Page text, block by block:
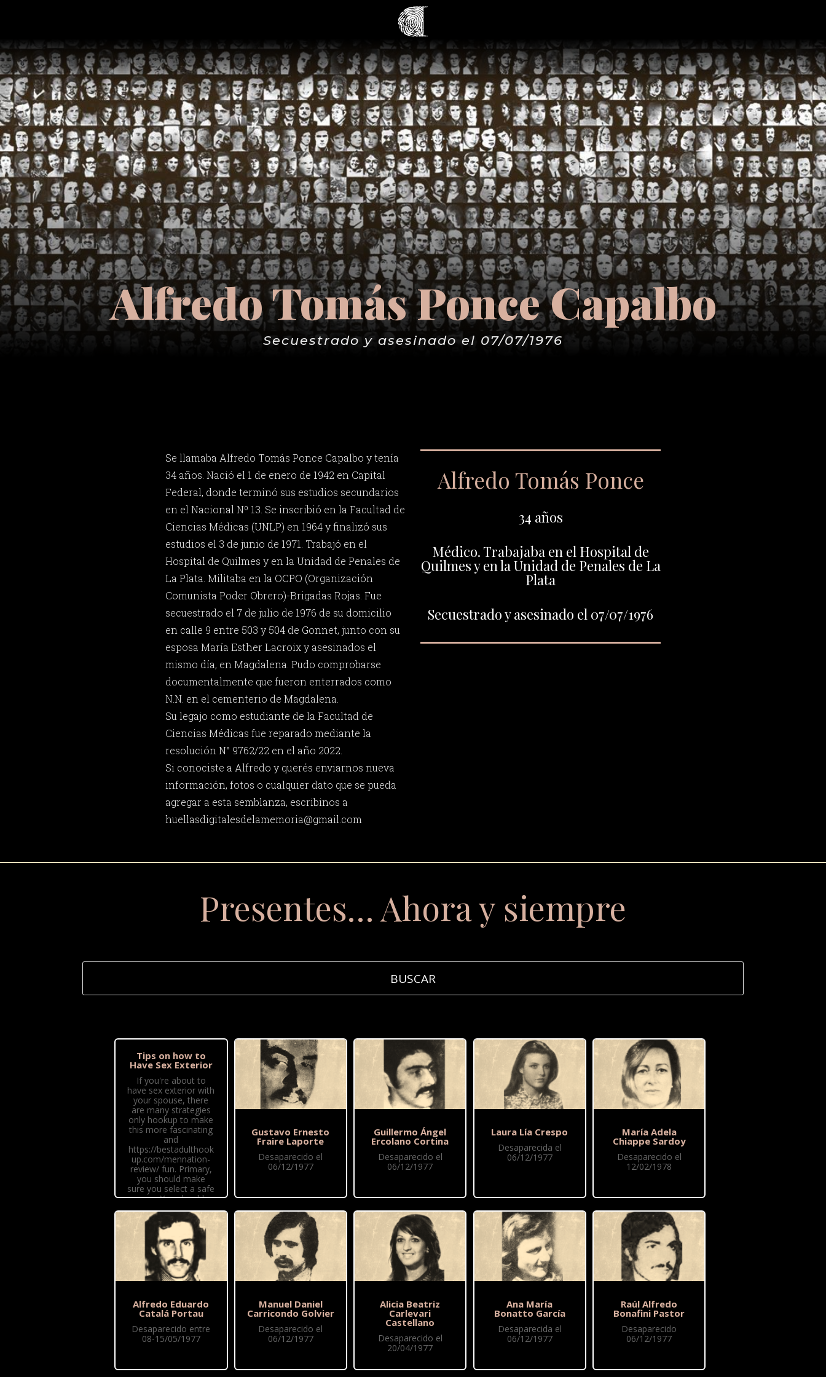
Alfredo Tomás Ponce Capalbo
Secuestrado y asesinado el 07/07/1976
Se llamaba Alfredo Tomás Ponce Capalbo y tenía
34 años. Nació el 1 de enero de 1942 en Capital
Federal, donde terminó sus estudios secundarios
en el Nacional Nº 13. Se inscribió en la Facultad de
Ciencias Médicas (UNLP) en 1964 y finalizó sus
estudios el 3 de junio de 1971. Trabajó en el
Hospital de Quilmes y en la Unidad de Penales de
La Plata. Militaba en la OCPO (Organización
Comunista Poder Obrero)-Brigadas Rojas. Fue
secuestrado el 7 de julio de 1976 de su domicilio
en calle 9 entre 503 y 504 de Gonnet, junto con su
esposa María Esther Lacroix y asesinados el
mismo día, en Magdalena. Pudo comprobarse
documentalmente que fueron enterrados como
N.N. en el cementerio de Magdalena.
Su legajo como estudiante de la Facultad de
Ciencias Médicas fue reparado mediante la
resolución N° 9762/22 en el año 2022.
Si conociste a Alfredo y querés enviarnos nueva
información, fotos o cualquier dato que se pueda
agregar a esta semblanza, escribinos a
huellasdigitalesdelamemoria@gmail.com
Alfredo Tomás Ponce
34 años
Médico. Trabajaba en el Hospital de
Quilmes y en la Unidad de Penales de La
Plata
Secuestrado y asesinado el 07/07/1976
Presentes… Ahora y siempre
Tips on how to
Have Sex Exterior
If you're about to
have sex exterior with
your spouse, there
are many strategies
only hookup to make
this more fascinating
and
https://bestadulthook
up.com/mennation-
review/ fun. Primary,
you should make
sure you select a safe
area. You should
make sure you're not
in a...
Alfredo Eduardo
Catalá Portau
Desaparecido entre
08-15/05/1977
Gustavo Ernesto
Fraire Laporte
Desaparecido el
06/12/1977
Manuel Daniel
Carricondo Golvier
Desaparecido el
06/12/1977
Guillermo Ángel
Ercolano Cortina
Desaparecido el
06/12/1977
Alicia Beatriz
Carlevari
Castellano
Desaparecido el
20/04/1977
Laura Lía Crespo
Desaparecida el
06/12/1977
Ana María
Bonatto García
Desaparecida el
06/12/1977
María Adela
Chiappe Sardoy
Desaparecido el
12/02/1978
Raúl Alfredo
Bonafini Pastor
Desaparecido
06/12/1977